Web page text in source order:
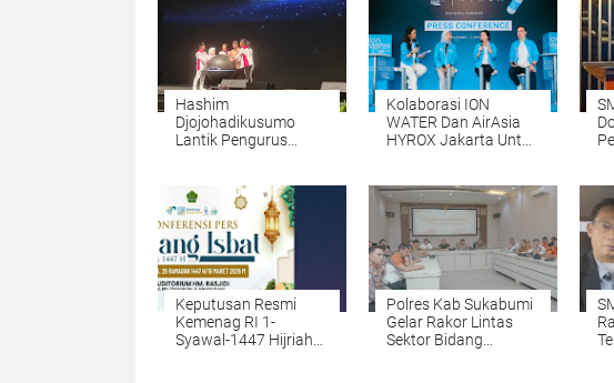
Hashim
Djojohadikusumo
Lantik Pengurus
ABPEDNAS Dan SMSI
Kerja Sama Dukung
Program Jaga Desa
Kolaborasi ION
WATER Dan AirAsia
HYROX Jakarta Untuk
Keputusan Resmi
Kemenag RI 1-
Syawal-1447 Hijriah
Polres Kab Sukabumi
Gelar Rakor Lintas
Sektor Bidang